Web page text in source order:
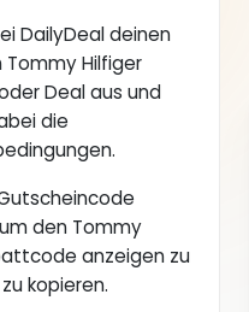
DailyDeal deinen
Hilfiger
Deal aus und
die
den Tommy
anzeigen zu
kopieren.